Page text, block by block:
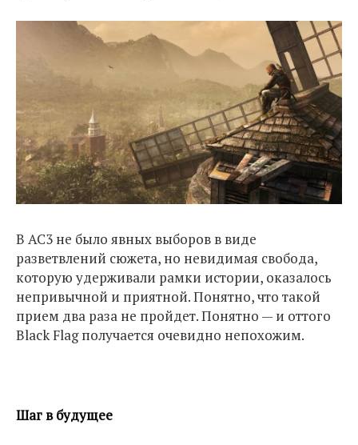
В AC3 не было явных выборов в виде
разветвлений сюжета, но невидимая свобода,
которую удерживали рамки истории, оказалось
непривычной и приятной. Понятно, что такой
прием два раза не пройдет. Понятно — и оттого
Black Flag получается очевидно непохожим.
Шаг в будущее